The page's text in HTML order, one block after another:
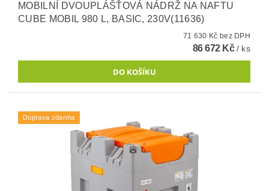
MOBILNÍ DVOUPLÁŠŤOVÁ NÁDRŽ NA NAFTU
CUBE MOBIL 980 L, BASIC, 230V(11636)
71 630 Kč bez DPH
86 672 Kč/ ks
Doprava zdarma